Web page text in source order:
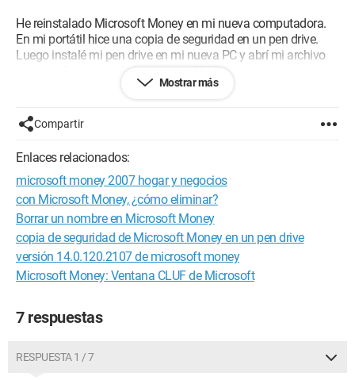
He reinstalado Microsoft Money en mi nueva computadora.
En mi portátil hice una copia de seguridad en un pen drive.
Luego instalé mi pen drive en mi nueva PC y abrí mi archivo
titulado: Cuenta al 10 de enero de 2010.
¿Alguien sabe cómo hacerlo? Gracias a quienes me ayuden.
Atentamente,
Wanchaihk
Configuración: Windows Vista Internet Explorer 7.0
Mostrar más
Compartir
Enlaces relacionados:
microsoft money 2007 hogar y negocios
con Microsoft Money, ¿cómo eliminar?
Borrar un nombre en Microsoft Money
copia de seguridad de Microsoft Money en un pen drive
versión 14.0.120.2107 de microsoft money
Microsoft Money: Ventana CLUF de Microsoft
7 respuestas
RESPUESTA 1 / 7